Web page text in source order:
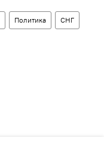
Политика СНГ